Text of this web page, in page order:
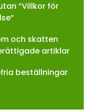
“Villkor för
och skatten
artiklar
beställningar